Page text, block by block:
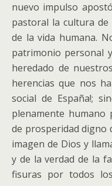
nuevo impulso
pastoral la cultura
de la vida humana.
patrimonio personal
heredado de
herencias que nos
social de España!;
plenamente
de prosperidad digno
imagen de Dios y
y de la verdad de la
fisuras por todos